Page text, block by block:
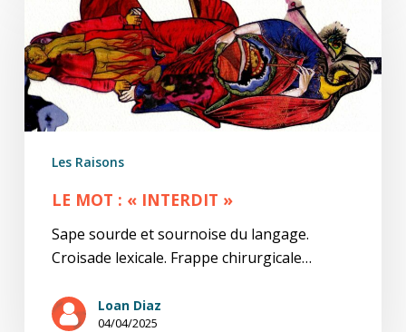
«
INTERDIT
»
Les Raisons
LE MOT : « INTERDIT »
Sape sourde et sournoise du langage.
Croisade lexicale. Frappe chirurgicale…
Loan Diaz
04/04/2025